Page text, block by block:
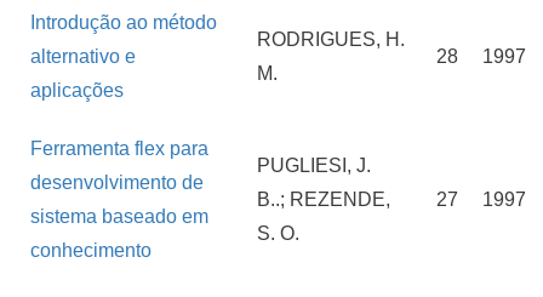
Introdução ao método
alternativo e
aplicações
RODRIGUES, H.
M.
28 1997
Ferramenta flex para
desenvolvimento de
sistema baseado em
conhecimento
PUGLIESI, J.
B..; REZENDE,
S. O.
27 1997